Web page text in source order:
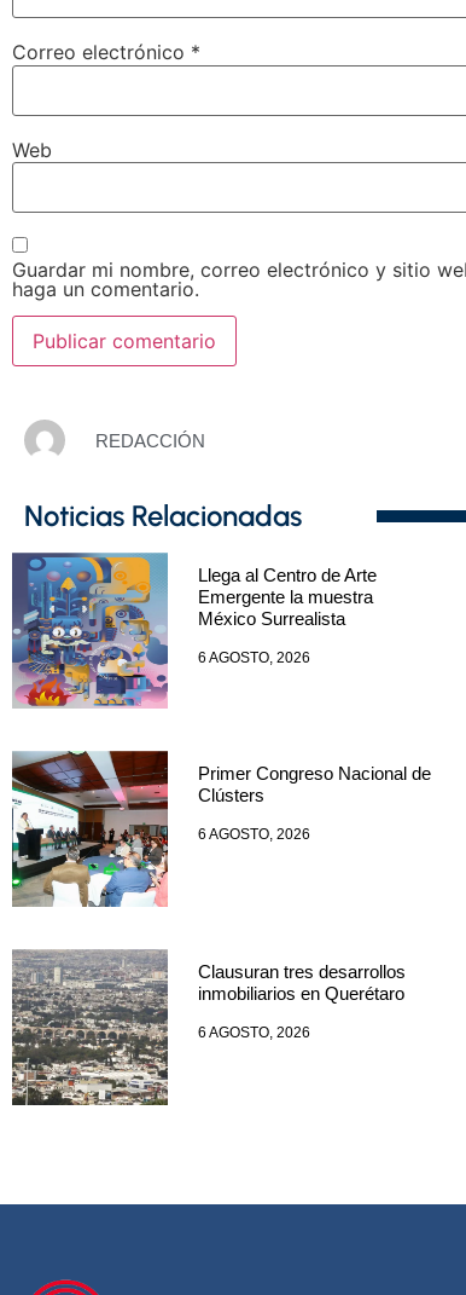
Correo electrónico *
Web
Guardar mi nombre, correo electrónico y sitio
haga un comentario.
REDACCIÓN
Noticias Relacionadas
Llega al Centro de Arte
Emergente la muestra
México Surrealista
6 AGOSTO, 2026
Primer Congreso Nacional de
Clústers
6 AGOSTO, 2026
Clausuran tres desarrollos
inmobiliarios en Querétaro
6 AGOSTO, 2026